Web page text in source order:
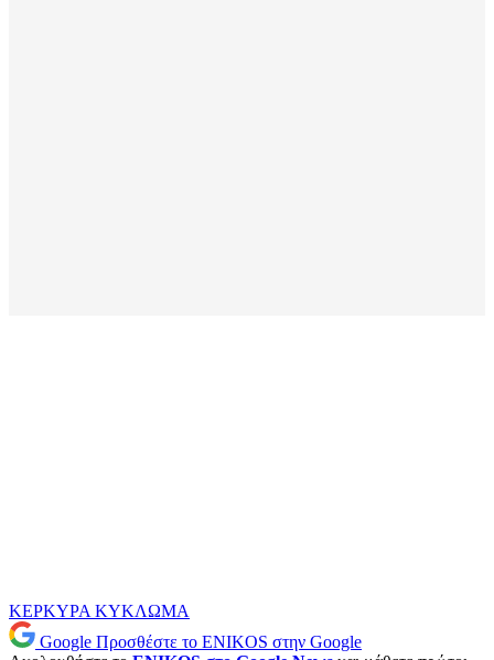
ΚΕΡΚΥΡΑ ΚΥΚΛΩΜΑ
Google Προσθέστε το ENIKOS στην Google